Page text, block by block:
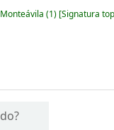
(1) Signatura